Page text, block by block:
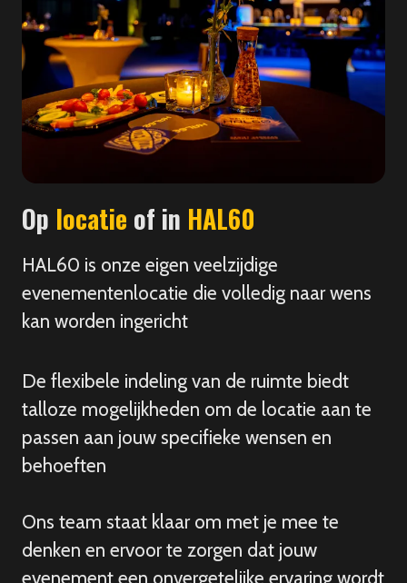
Op locatie of in HAL60
HAL60 is onze eigen veelzijdige
evenementenlocatie die volledig naar wens
kan worden ingericht
De flexibele indeling van de ruimte biedt
talloze mogelijkheden om de locatie aan te
passen aan jouw specifieke wensen en
behoeften
Ons team staat klaar om met je mee te
denken en ervoor te zorgen dat jouw
evenement een onvergetelijke ervaring wordt